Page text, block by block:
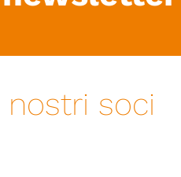
nostri soci